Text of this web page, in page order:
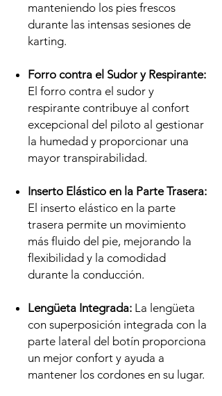
manteniendo los pies frescos
durante las intensas sesiones de
karting.
Forro contra el Sudor y Respirante:
El forro contra el sudor y
respirante contribuye al confort
excepcional del piloto al gestionar
la humedad y proporcionar una
mayor transpirabilidad.
Inserto Elástico en la Parte Trasera:
El inserto elástico en la parte
trasera permite un movimiento
más fluido del pie, mejorando la
flexibilidad y la comodidad
durante la conducción.
Lengüeta Integrada: La lengüeta
con superposición integrada con la
parte lateral del botín proporciona
un mejor confort y ayuda a
mantener los cordones en su lugar.